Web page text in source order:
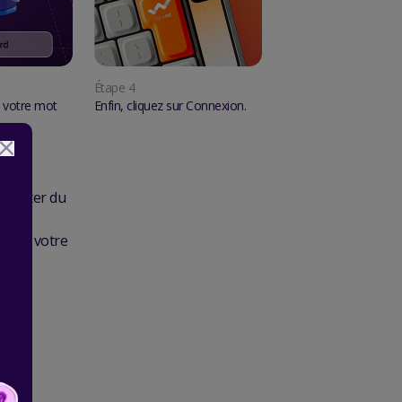
votre mot
Étape 4
Enfin, cliquez sur Connexion.
du
à votre